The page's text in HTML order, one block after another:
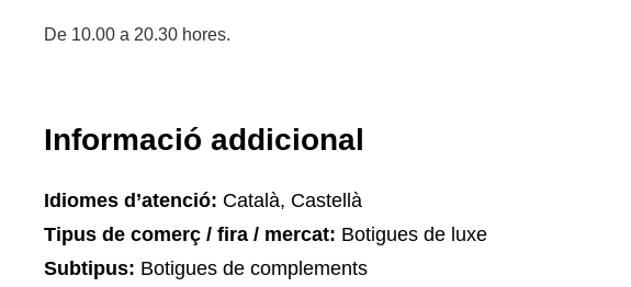
De 10.00 a 20.30 hores.
Informació addicional
Idiomes d’atenció: Català, Castellà
Tipus de comerç / fira / mercat: Botigues de luxe
Subtipus: Botigues de complements